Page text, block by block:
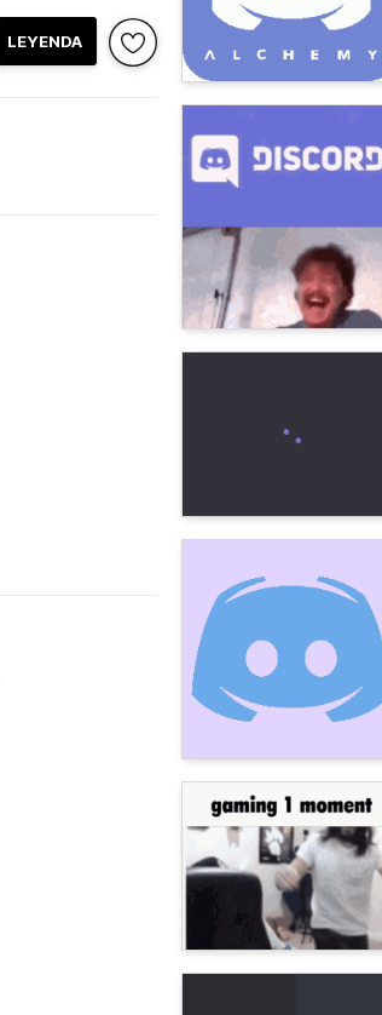
LEYENDA